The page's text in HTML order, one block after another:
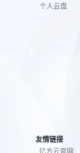
个人云盘
友情链接
亿方云官网